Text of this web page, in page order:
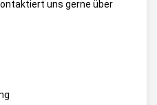
uns gerne über